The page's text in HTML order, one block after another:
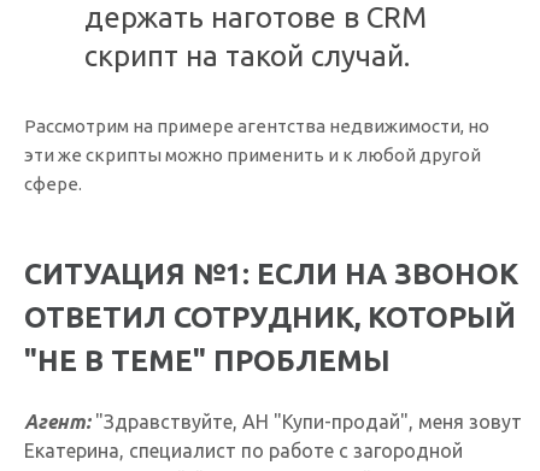
держать наготове в CRM
скрипт на такой случай.
Рассмотрим на примере агентства недвижимости, но
эти же скрипты можно применить и к любой другой
сфере.
СИТУАЦИЯ №1: ЕСЛИ НА ЗВОНОК
ОТВЕТИЛ СОТРУДНИК, КОТОРЫЙ
"НЕ В ТЕМЕ" ПРОБЛЕМЫ
Агент:"Здравствуйте, АН "Купи-продай", меня зовут
Екатерина, специалист по работе с загородной